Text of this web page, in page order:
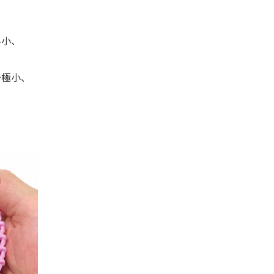
、
小、